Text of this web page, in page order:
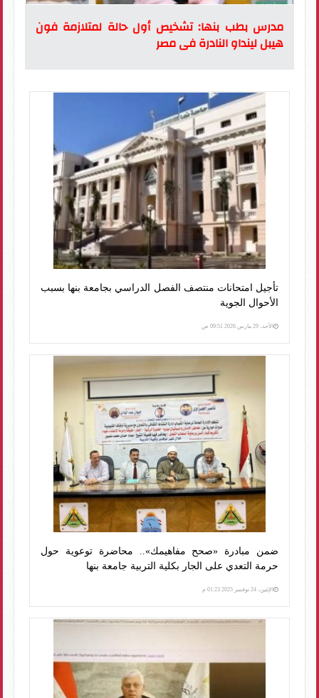
مدرس بطب بنها: تشخيص أول حالة لمتلازمة فون
هيبل لينداو النادرة فى مصر
تأجيل امتحانات منتصف الفصل الدراسي بجامعة بنها بسبب
الأحوال الجوية
الأحد، 29 مارس 2026 09:51 ص
ضمن مبادرة «صحح مفاهيمك».. محاضرة توعوية حول
حرمة التعدي على الجار بكلية التربية جامعة بنها
الإثنين، 24 نوفمبر 2025 01:23 م